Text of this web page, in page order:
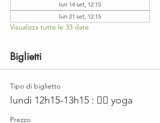
lun 14 set, 12:15
lun 21 set, 12:15
Visualizza tutte le 33 date
Biglietti
Tipo di biglietto
lundi 12h15-13h15 : 🤸‍♀️ yoga
Prezzo